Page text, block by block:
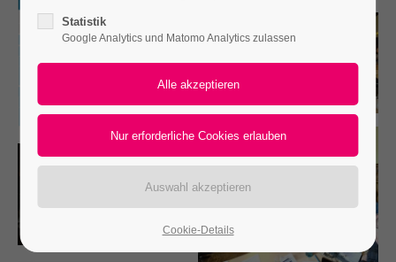
Register|Lost your password?
Statistik
Google Analytics und Matomo Analytics zulassen
Cookie-Details